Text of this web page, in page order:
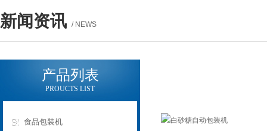
新闻资讯 / NEWS
产品列表
PROUCTS LIST
食品包装机